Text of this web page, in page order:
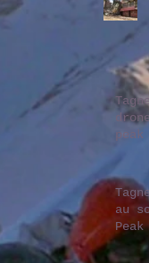
peak
au
Peak